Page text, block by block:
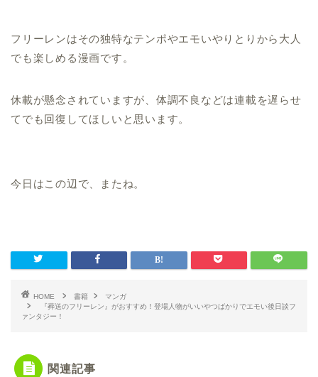
フリーレンはその独特なテンポやエモいやりとりから大人
でも楽しめる漫画です。
休載が懸念されていますが、体調不良などは連載を遅らせ
てでも回復してほしいと思います。
今日はこの辺で、またね。
HOME 書籍
マンガ
『葬送のフリーレン』がおすすめ！登場人物がいいやつばかりでエモい後日談フ
ァンタジー！
関連記事